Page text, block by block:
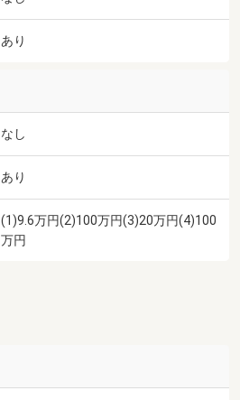
あり
なし
あり
(1)9.6万円(2)100万円(3)20万円(4)100
万円